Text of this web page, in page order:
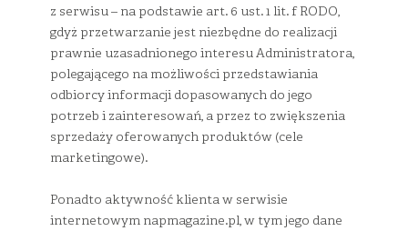
z serwisu – na podstawie art. 6 ust. 1 lit. f RODO,
gdyż przetwarzanie jest niezbędne do realizacji
prawnie uzasadnionego interesu Administratora,
polegającego na możliwości przedstawiania
odbiorcy informacji dopasowanych do jego
potrzeb i zainteresowań, a przez to zwiększenia
sprzedaży oferowanych produktów (cele
marketingowe).
Ponadto aktywność klienta w serwisie
internetowym napmagazine.pl, w tym jego dane